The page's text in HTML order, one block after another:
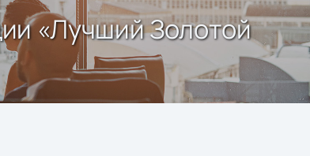
«Лучший Золотой